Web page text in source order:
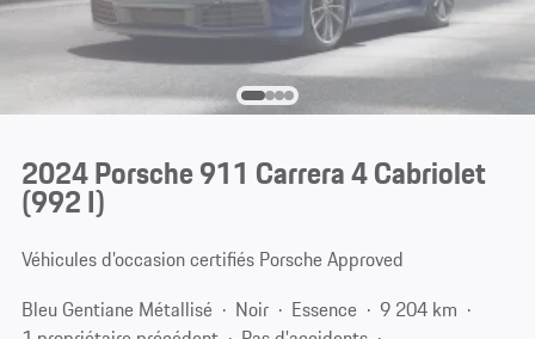
2024 Porsche 911 Carrera 4 Cabriolet
(992 I)
Véhicules d’occasion certifiés Porsche Approved
Bleu Gentiane Métallisé
Noir Essence
9 204 km